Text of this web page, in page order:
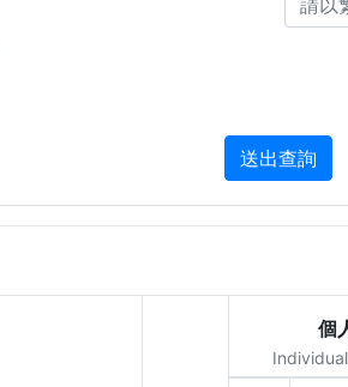
送出查詢
個